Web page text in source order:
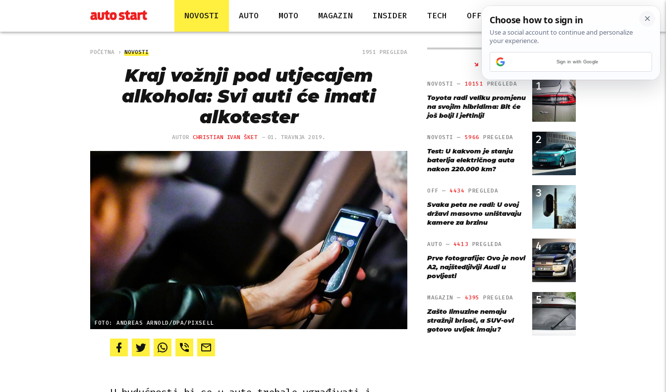
NOVOSTI AUTO MOTO MAGAZIN INSIDER TECH OFF
POČETNA NOVOSTI 1951 PREGLEDA
Kraj vožnji pod utjecajem
alkohola: Svi auti će imati
alkotester
AUTOR CHRISTIAN IVAN ŠKET 01. TRAVNJA 2019.
FOTO: ANDREAS ARNOLD/DPA/PIXSELL
NAJČITANIJE
1
NOVOSTI — 10151 PREGLEDA
Toyota radi veliku promjenu
na svojim hibridima: Bit će
još bolji i jeftiniji
2
NOVOSTI — 5966 PREGLEDA
Test: U kakvom je stanju
baterija električnog auta
nakon 220.000 km?
3
OFF —4434 PREGLEDA
Svaka peta ne radi: U ovoj
državi masovno uništavaju
kamere za brzinu
4
AUTO — 4413 PREGLEDA
Prve fotografije: Ovo je novi
A2, najštedljiviji Audi u
povijesti
5
MAGAZIN — 4395 PREGLEDA
Zašto limuzine nemaju
stražnji brisač, a SUV-ovi
gotovo uvijek imaju?
Sign in with Google